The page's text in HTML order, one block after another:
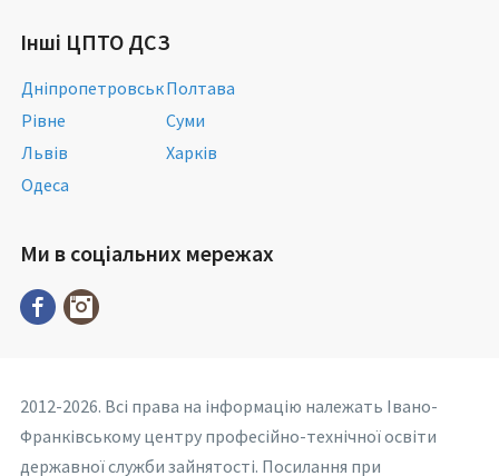
Інші ЦПТО ДСЗ
ДніпропетровськПолтава
Рівне
Суми
Львів
Харків
Одеса
Ми в соціальних мережах
2012-2026. Всі права на інформацію належать Івано-
Франківському центру професійно-технічної освіти
державної служби зайнятості. Посилання при